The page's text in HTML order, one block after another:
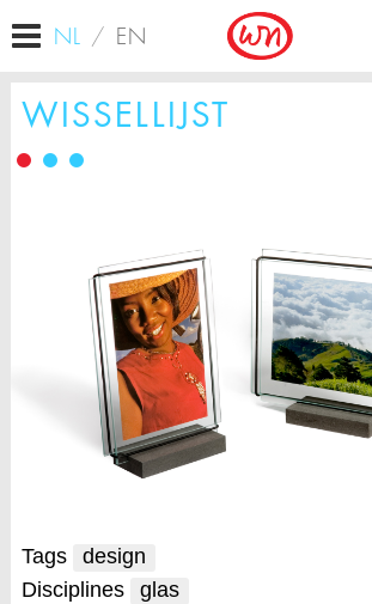
NL / EN
WISSELLIJST
Tags
design
Disciplines
glas